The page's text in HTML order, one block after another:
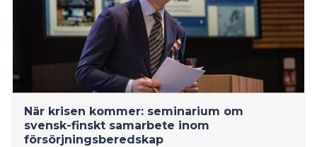
officiella diskussionerna mell
När krisen kommer: seminarium om
svensk-finskt samarbete inom
försörjningsberedskap